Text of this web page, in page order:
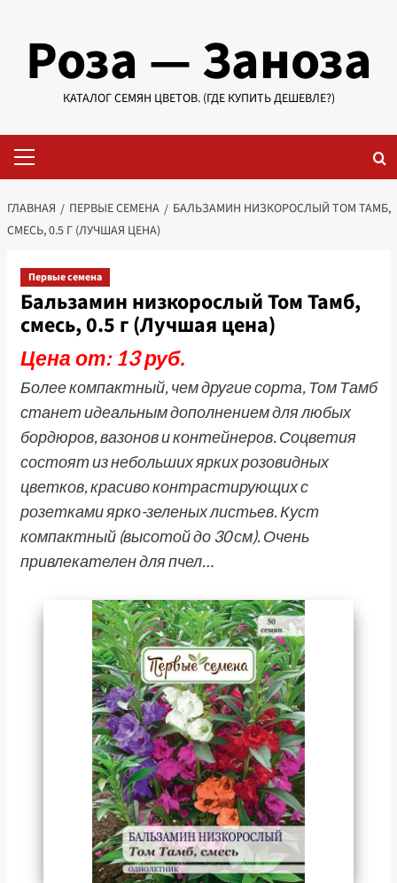
содержимому
Роза — Заноза
КАТАЛОГ СЕМЯН ЦВЕТОВ. (ГДЕ КУПИТЬ ДЕШЕВЛЕ?)
меню
ГЛАВНАЯ ПЕРВЫЕ СЕМЕНА
БАЛЬЗАМИН НИЗКОРОСЛЫЙ ТОМ ТАМБ,
СМЕСЬ, 0.5 Г (ЛУЧШАЯ ЦЕНА)
Первые семена
Бальзамин низкорослый Том Тамб,
смесь, 0.5 г (Лучшая цена)
Цена от: 13 руб.
Более компактный, чем другие сорта, Том Тамб
станет идеальным дополнением для любых
бордюров, вазонов и контейнеров. Соцветия
состоят из небольших ярких розовидных
цветков, красиво контрастирующих с
розетками ярко-зеленых листьев. Куст
компактный (высотой до 30 см). Очень
привлекателен для пчел…